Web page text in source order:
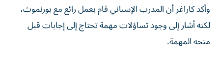
وأكد كاراغر أن المدرب الإسباني قام بعمل رائع مع بورنموث،
لكنه أشار إلى وجود تساؤلات مهمة تحتاج إلى إجابات قبل
منحه المهمة.